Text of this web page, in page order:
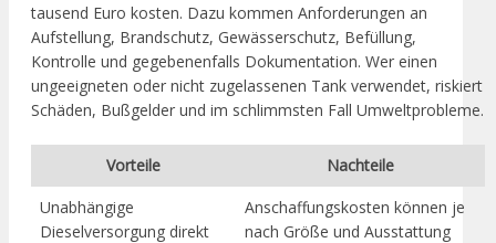
tausend Euro kosten. Dazu kommen Anforderungen an
Aufstellung, Brandschutz, Gewässerschutz, Befüllung,
Kontrolle und gegebenenfalls Dokumentation. Wer einen
ungeeigneten oder nicht zugelassenen Tank verwendet, riskiert
Schäden, Bußgelder und im schlimmsten Fall Umweltprobleme.
Vorteile
Nachteile
Unabhängige
Dieselversorgung direkt
Anschaffungskosten können je
nach Größe und Ausstattung